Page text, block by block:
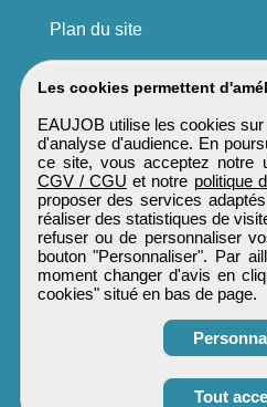
Les cookies permettent
EAUJOB utilise les cookies
d'analyse d'audience. En
ce site, vous acceptez notre
CGV / CGU et notre politique
proposer des services
réaliser des statistiques de
refuser ou de personnaliser
bouton "Personnaliser". Par
moment changer d'avis en
cookies" situé en bas de page.
Tout
Plan du site